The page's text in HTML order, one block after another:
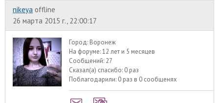
nikeya offline
26 марта 2015 г., 22:00:17
Город: Воронеж
На форуме:12 лет и 5 месяцев
Сообщений: 27
Сказал(а) спасибо: 0 раз
Поблагодарили: 0 раз в 0 сообщенях